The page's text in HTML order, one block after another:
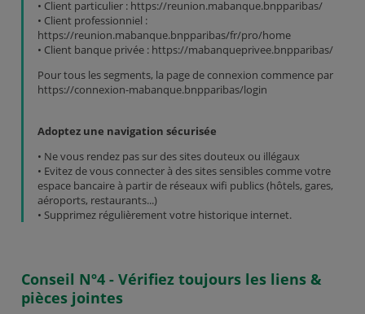
• Client particulier : https://reunion.mabanque.bnpparibas/
• Client professionniel :
https://reunion.mabanque.bnpparibas/fr/pro/home
• Client banque privée : https://mabanqueprivee.bnpparibas/
Pour tous les segments, la page de connexion commence par
https://connexion-mabanque.bnpparibas/login
Adoptez une navigation sécurisée
• Ne vous rendez pas sur des sites douteux ou illégaux
• Evitez de vous connecter à des sites sensibles comme votre
espace bancaire à partir de réseaux wifi publics (hôtels, gares,
aéroports, restaurants...)
• Supprimez régulièrement votre historique internet.
Conseil Nº4 - Vérifiez toujours les liens &
pièces jointes